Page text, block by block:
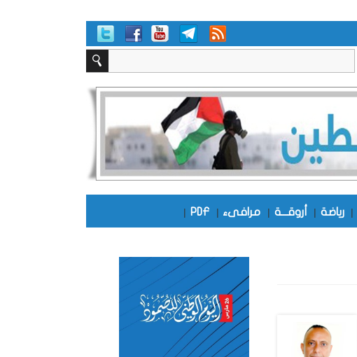
| رياضة | أروقـــة | مرافىء |
PDF
|